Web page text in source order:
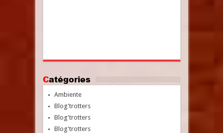
Catégories
Ambiente
Blog'trotters
Blog'trotters
Blog'trotters